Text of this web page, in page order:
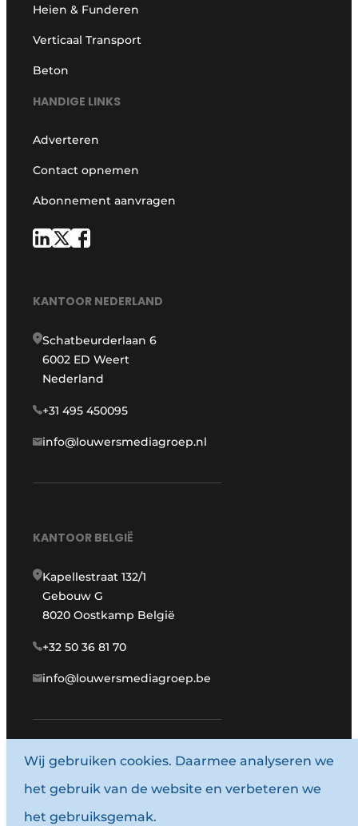
Heien & Funderen
Verticaal Transport
Beton
HANDIGE LINKS
Adverteren
Contact opnemen
Abonnement aanvragen
KANTOOR NEDERLAND
Schatbeurderlaan 6
6002 ED Weert
Nederland
+31 495 450095
info@louwersmediagroep.nl
KANTOOR BELGIË
Kapellestraat 132/1
Gebouw G
8020 Oostkamp België
+32 50 36 81 70
info@louwersmediagroep.be
www.louwersmediagroep.com
© 1987 - 2026 Louwersmediagroep.
Algemene voorwaarden
Wij gebruiken cookies. Daarmee analyseren we
het gebruik van de website en verbeteren we
het gebruiksgemak.